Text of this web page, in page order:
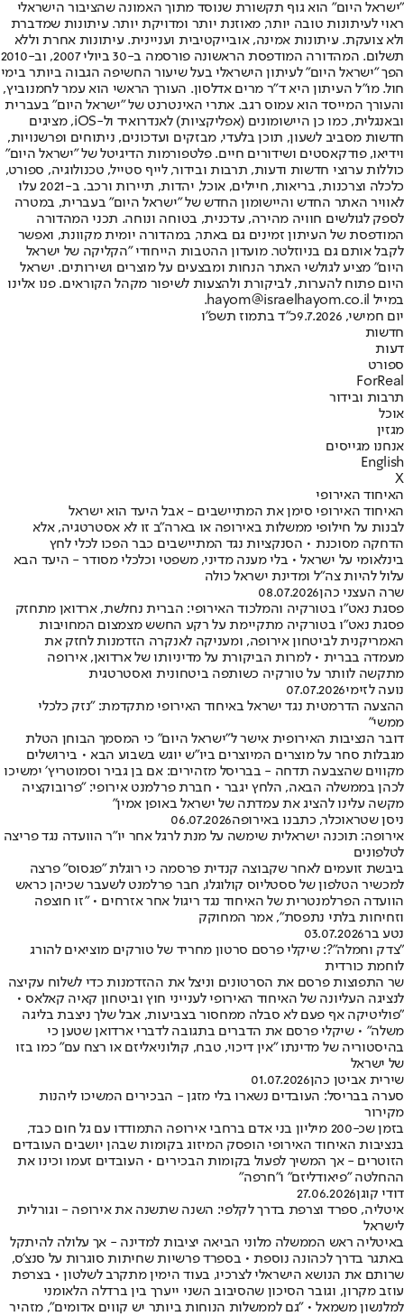
"ישראל היום" הוא גוף תקשורת שנוסד מתוך האמונה שהציבור הישראלי
ראוי לעיתונות טובה יותר, מאוזנת יותר ומדויקת יותר. עיתונות שמדברת
ולא צועקת. עיתונות אמינה, אובייקטיבית ועניינית. עיתונות אחרת וללא
תשלום. המהדורה המודפסת הראשונה פורסמה ב-30 ביולי 2007, וב-2010
הפך "ישראל היום" לעיתון הישראלי בעל שיעור החשיפה הגבוה ביותר בימי
חול. מו"ל העיתון היא ד"ר מרים אדלסון. העורך הראשי הוא עמר לחמנוביץ,
והעורך המייסד הוא עמוס רגב. אתרי האינטרנט של "ישראל היום" בעברית
ובאנגלית, כמו כן היישומונים (אפליקציות) לאנדרואיד ול-iOS, מציגים
חדשות מסביב לשעון, תוכן בלעדי, מבזקים ועדכונים, ניתוחים ופרשנויות,
וידיאו, פודקאסטים ושידורים חיים. פלטפורמות הדיגיטל של "ישראל היום"
כוללות ערוצי חדשות ודעות, תרבות ובידור, לייף סטייל, טכנולוגיה, ספורט,
כלכלה וצרכנות, בריאות, חיילים, אוכל, יהדות, תיירות ורכב. ב-2021 עלו
לאוויר האתר החדש והיישומון החדש של "ישראל היום" בעברית, במטרה
לספק לגולשים חוויה מהירה, עדכנית, בטוחה ונוחה. תכני המהדורה
המודפסת של העיתון זמינים גם באתר, במהדורה יומית מקוונת, ואפשר
לקבל אותם גם בניוזלטר. מועדון ההטבות הייחודי "הקליקה של ישראל
היום" מציע לגולשי האתר הנחות ומבצעים על מוצרים ושירותים. ישראל
היום פתוח להערות, לביקורת ולהצעות לשיפור מקהל הקוראים. פנו אלינו
במייל hayom@israelhayom.co.il.
יום חמישי, 9.7.2026
כ"ד בתמוז תשפ"ו
חדשות
דעות
ספורט
ForReal
תרבות ובידור
אוכל
מגזין
אנחנו מגייסים
English
X
האיחוד האירופי
האיחוד האירופי סימן את המתיישבים - אבל היעד הוא ישראל
לבנות על חילופי ממשלות באירופה או בארה"ב זו לא אסטרטגיה, אלא
הדחקה מסוכנת • הסנקציות נגד המתיישבים כבר הפכו לכלי לחץ
בינלאומי על ישראל • בלי מענה מדיני, משפטי וכלכלי מסודר - היעד הבא
עלול להיות צה"ל ומדינת ישראל כולה
שרה העצני כהן08.07.2026
פסגת נאט"ו בטורקיה והמלכוד האירופי: הברית נחלשת, ארדואן מתחזק
פסגת נאט"ו בטורקיה מתקיימת על רקע החשש מצמצום המחויבות
האמריקנית לביטחון אירופה, ומעניקה לאנקרה הזדמנות לחזק את
מעמדה בברית • למרות הביקורת על מדיניותו של ארדואן, אירופה
מתקשה לוותר על טורקיה כשותפה ביטחונית ואסטרטגית
נועה לזימי07.07.2026
ההצעה הדרמטית נגד ישראל באיחוד האירופי מתקדמת: "נזק כלכלי
ממשי"
דובר הנציבות האירופית אישר ל״ישראל היום״ כי המסמך הבוחן הטלת
מגבלות סחר על מוצרים המיוצרים ביו"ש יוגש בשבוע הבא • בירושלים
מקווים שהצבעה תדחה - בבריסל מזהירים: אם בן גביר וסמוטריץ׳ ימשיכו
לכהן בממשלה הבאה, הלחץ יגבר • חברת פרלמנט אירופי: "פרובוקציה
מקשה עלינו להציג את עמדתה של ישראל באופן אמין"
ניסן שטראוכלר, כתבנו באירופה06.07.2026
אירופה: תוכנה ישראלית שימשה על מנת לרגל אחר יו"ר הוועדה נגד פריצה
לטלפונים
ביבשת זועמים לאחר שקבוצה קנדית פרסמה כי רוגלת "פגסוס" פרצה
למכשיר הטלפון של ססטליוס קולוגלו, חבר פרלמנט לשעבר שכיהן כראש
הוועדה הפרלמנטרית של האיחוד נגד ריגול אחר אזרחים • "זו חוצפה
וזחיחות בלתי נתפסת", אמר המחוקק
נטע בר03.07.2026
"צדק וחמלה"?: שיקלי פרסם סרטון מחריד של טורקים מוציאים להורג
לוחמת כורדית
שר התפוצות פרסם את הסרטונים וניצל את ההזדמנות כדי לשלוח עקיצה
לנציגה העליונה של האיחוד האירופי לענייני חוץ וביטחון קאיה קאלאס •
"פוליטיקה אף פעם לא סבלה ממחסור בצביעות, אבל שלך ניצבת בליגה
משלה" • שיקלי פרסם את הדברים בתגובה לדברי ארדואן שטען כי
בהיסטוריה של מדינתו "אין דיכוי, טבח, קולוניאליזם או רצח עם" כמו בזו
של ישראל
שירית אביטן כהן01.07.2026
סערה בבריסל: העובדים נשארו בלי מזגן - הבכירים המשיכו ליהנות
מקירור
בזמן שכ-200 מיליון בני אדם ברחבי אירופה התמודדו עם גל חום כבד,
בנציבות האיחוד האירופי הופסק המיזוג בקומות שבהן יושבים העובדים
הזוטרים - אך המשיך לפעול בקומות הבכירים • העובדים זעמו וכינו את
ההחלטה "פיאודליזם" ו"חרפה"
דודי קוגן27.06.2026
איטליה, ספרד וצרפת בדרך לקלפי: השנה שתשנה את אירופה - וגורלית
לישראל
באיטליה ראש הממשלה מלוני הביאה יציבות למדינה - אך עלולה להיתקל
באתגר בדרך לכהונה נוספת • בספרד פרשיות שחיתות סוגרות על סנצ'ס,
שרותם את הנושא הישראלי לצרכיו, בעוד הימין מתקרב לשלטון • בצרפת
עוזב מקרון, וגובר הסיכון שהסיבוב השני ייערך בין ברדלה הלאומני
למלנשון משמאל • "גם לממשלות הנוחות ביותר יש קווים אדומים", מזהיר